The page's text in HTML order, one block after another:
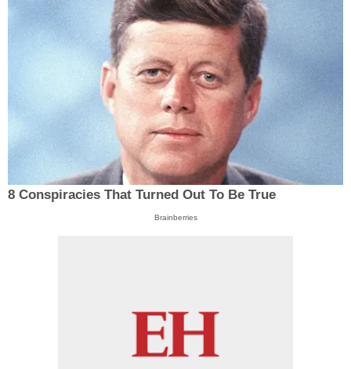
8 Conspiracies That Turned Out To Be True
Brainberries